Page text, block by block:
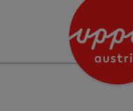
Accesskey
Accesskey